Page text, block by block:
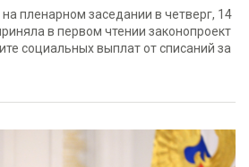
пленарном заседании в четверг, 14
в первом чтении законопроект
социальных выплат от списаний за